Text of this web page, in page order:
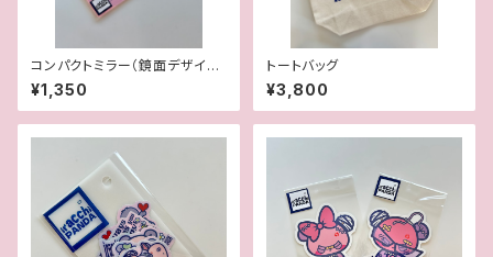
コンパクトミラー（鏡面デザイン
あり）
¥1,350
トートバッグ
¥3,800